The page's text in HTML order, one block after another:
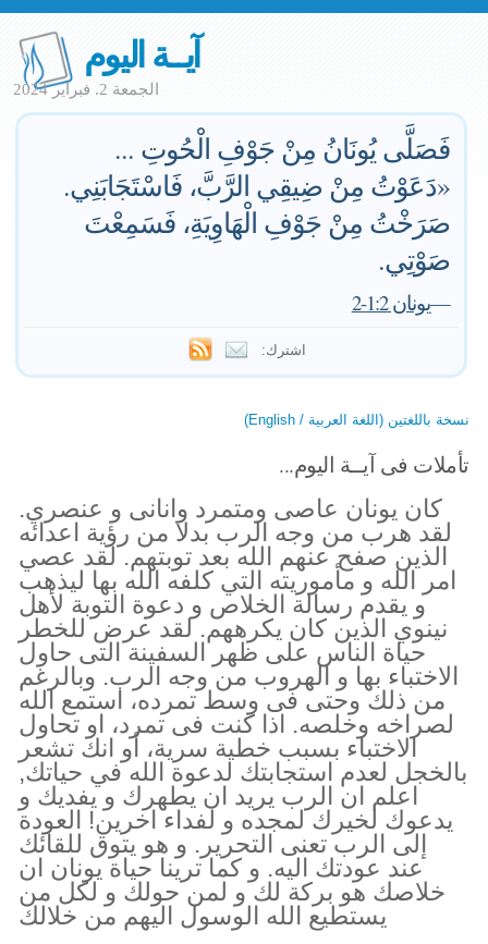
آيــة اليوم
الجمعة 2. فبراير 2024
فَصَلَّى يُونَانُ مِنْ جَوْفِ الْحُوتِ ...
«دَعَوْتُ مِنْ ضِيقِي الرَّبَّ، فَاسْتَجَابَنِي.
صَرَخْتُ مِنْ جَوْفِ الْهَاوِيَةِ، فَسَمِعْتَ
صَوْتِي.
—يونان 1:2-2
اشترك:
نسخة باللغتين (اللغة العربية / English)
تأملات فى آيــة اليوم...
كان يونان عاصى ومتمرد وانانى و عنصري.
لقد هرب من وجه الرب بدلا من رؤية اعدائه
الذين صفح عنهم الله بعد توبتهم. لقد عصي
امر الله و مأموريته التي كلفه الله بها ليذهب
و يقدم رسالة الخلاص و دعوة التوبة لأهل
نينوي الذين كان يكرههم. لقد عرض للخطر
حياة الناس على ظهر السفينة التى حاول
الاختباء بها و الهروب من وجه الرب. وبالرغم
من ذلك وحتى فى وسط تمرده، استمع الله
لصراخه وخلصه. اذا كنت فى تمرد، او تحاول
الاختباء بسبب خطية سرية، أو انك تشعر
بالخجل لعدم استجابتك لدعوة الله في حياتك,
اعلم ان الرب يريد ان يطهرك و يفديك و
يدعوك لخيرك لمجده و لفداء اخرين! العودة
إلى الرب تعنى التحرير. و هو يتوق للقائك
عند عودتك اليه. و كما ترينا حياة يونان ان
خلاصك هو بركة لك و لمن حولك و لكل من
يستطيع الله الوسول اليهم من خلالك